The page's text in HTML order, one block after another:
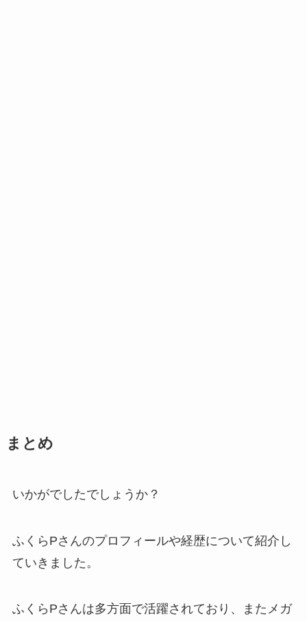
まとめ
いかがでしたでしょうか？
ふくらPさんのプロフィールや経歴について紹介し
ていきました。
ふくらPさんは多方面で活躍されており、またメガ